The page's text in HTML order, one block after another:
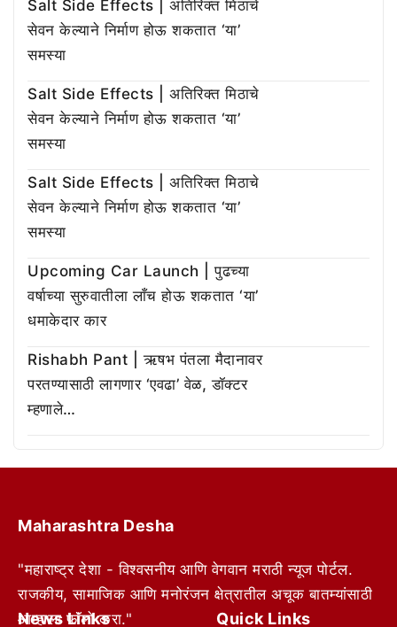
Salt Side Effects | अतिरिक्त मिठाचे
सेवन केल्याने निर्माण होऊ शकतात ‘या’
समस्या
Salt Side Effects | अतिरिक्त मिठाचे
सेवन केल्याने निर्माण होऊ शकतात ‘या’
समस्या
Salt Side Effects | अतिरिक्त मिठाचे
सेवन केल्याने निर्माण होऊ शकतात ‘या’
समस्या
Upcoming Car Launch | पुढच्या
वर्षाच्या सुरुवातीला लाँच होऊ शकतात ‘या’
धमाकेदार कार
Rishabh Pant | ऋषभ पंतला मैदानावर
परतण्यासाठी लागणार ‘एवढा’ वेळ, डॉक्टर
म्हणाले…
Maharashtra Desha
"महाराष्ट्र देशा - विश्वसनीय आणि वेगवान मराठी न्यूज पोर्टल.
राजकीय, सामाजिक आणि मनोरंजन क्षेत्रातील अचूक बातम्यांसाठी
आम्हाला फॉलो करा."
News Links Quick Links